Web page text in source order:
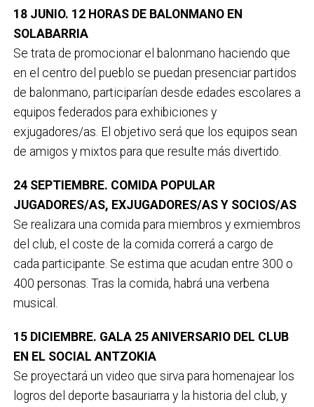
18 JUNIO. 12 HORAS DE BALONMANO EN
SOLABARRIA
Se trata de promocionar el balonmano haciendo que
en el centro del pueblo se puedan presenciar partidos
de balonmano, participarían desde edades escolares a
equipos federados para exhibiciones y
exjugadores/as. El objetivo será que los equipos sean
de amigos y mixtos para que resulte más divertido.
24 SEPTIEMBRE. COMIDA POPULAR
JUGADORES/AS, EXJUGADORES/AS Y SOCIOS/AS
Se realizara una comida para miembros y exmiembros
del club, el coste de la comida correrá a cargo de
cada participante. Se estima que acudan entre 300 o
400 personas. Tras la comida, habrá una verbena
musical.
15 DICIEMBRE. GALA 25 ANIVERSARIO DEL CLUB
EN EL SOCIAL ANTZOKIA
Se proyectará un video que sirva para homenajear los
logros del deporte basauriarra y la historia del club, y